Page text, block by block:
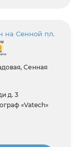
на Сенной пл.
Сенная
д. 3
«Vatech»